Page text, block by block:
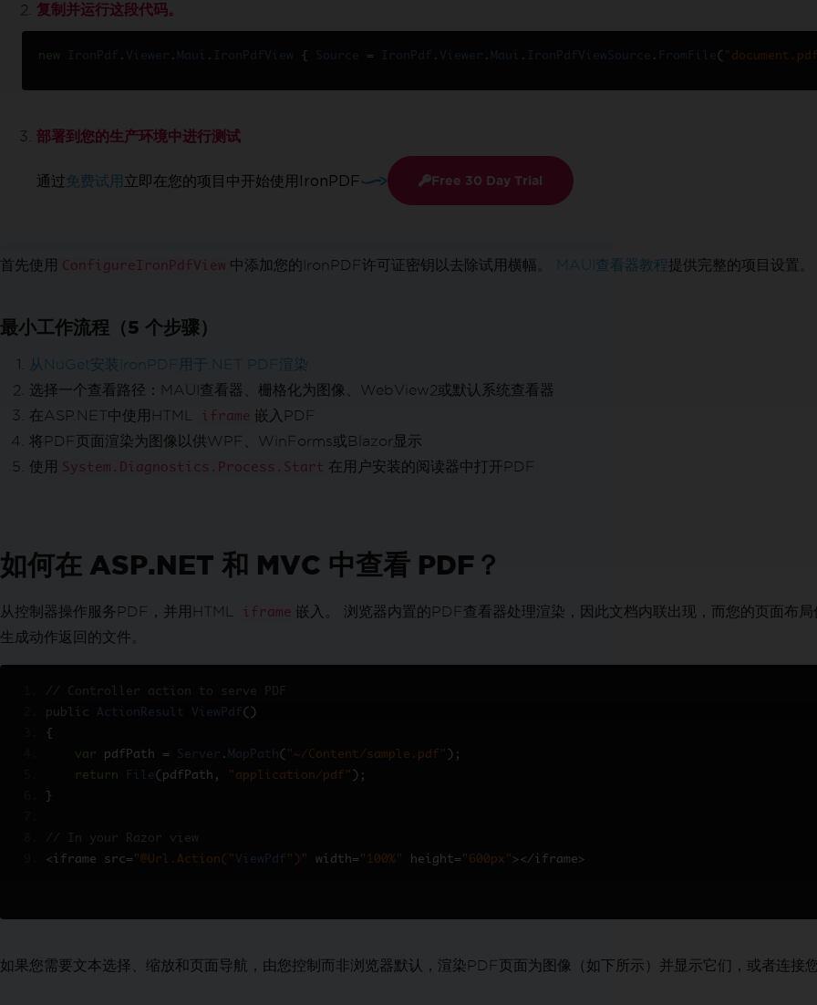
CSHTML到PDF (MVC Core)
CSHTML 到 PDF (MVC 框架)
CSHTML到PDF（无头）
Cookies
代理配置
设置自定义边距
添加目录
编辑 PDF
编辑 PDF 对象
PDF DOM 对象
保存与导出 PDF 文档
在 C# 中解析 PDF
编辑文本和区域
在PDF中替换文本
添加文字和图像
自定义水印
转换 PDF 页面
组织 PDF
合并或拆分 PDF
补充组织
复制并运行这段代码。
new IronPdf . Viewer . Maui . IronPdfView { Source = IronPdf . Viewer . Maui . IronPdfViewSource . FromFile(
部署到您的生产环境中进行测试
通过免费试用 立即在您的项目中开始使用IronPDF Free 30 Day Trial
首先使用 ConfigureIronPdfView 中添加您的IronPDF许可证密钥以去除试用横幅。 MAUI查看器教程提供完整的项目设置。
最小工作流程（5 个步骤）
从NuGet安装IronPDF用于.NET PDF渲染
选择一个查看路径：MAUI查看器、栅格化为图像、WebView2或默认系统查看器
在ASP.NET中使用HTML
iframe 嵌入PDF
将PDF页面渲染为图像以供WPF、WinForms或Blazor显示
使用 System.Diagnostics.Process.Start 在用户安装的阅读器中打开PDF
如何在 ASP.NET 和 MVC 中查看 PDF？
从控制器操作服务PDF，并用HTML iframe 嵌入。 浏览器内置的PDF查看器处理渲染，因此文档内联出现，而您的页面布
生成动作返回的文件。
// Controller action to serve PDF
public
ActionResult ViewPdf ()
{
var pdfPath = Server . MapPath( "~/Content/sample.pdf" );
return
File( pdfPath , "application/pdf" );
}
// In your Razor view
<iframe src= "@Url.Action(" ViewPdf ")" width= "100%" height= "600px" ></iframe>
如果您需要文本选择、缩放和页面导航，由您控制而非浏览器默认，渲染PDF页面为图像（如下所示）并显示它们，或者连接